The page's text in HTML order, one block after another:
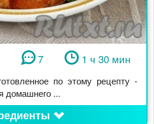
7 1 ч 30 мин
по этому рецепту -
домашнего ...